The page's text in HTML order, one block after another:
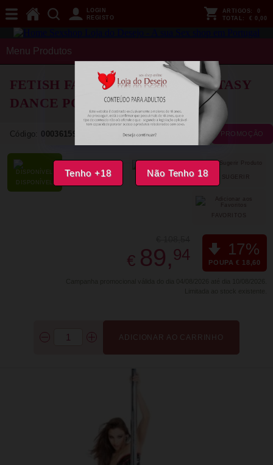
Tenho +18 Não Tenho 18
LOGIN
REGISTO
ARTIGOS: 0
TOTAL: € 0,00
Menu Produtos
FETISH FANTASY SERIES - FANTASY
DANCE POLE STRIPTEASE BAR
Código: 00036159 PROMOÇÃO
DISPONÍVEL
SUGERIR
FAVORITOS
€ 89,94 17%
POUPA € 18,60
ADICIONAR AO CARRINHO